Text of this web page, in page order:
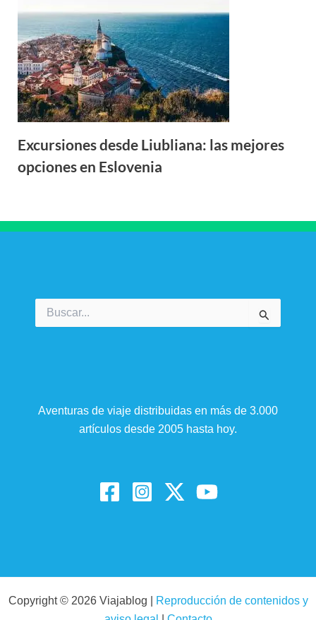
Excursiones desde Liubliana: las mejores
opciones en Eslovenia
por:
Aventuras de viaje distribuidas en más de 3.000
artículos desde 2005 hasta hoy.
Copyright © 2026 Viajablog |
Reproducción de contenidos y